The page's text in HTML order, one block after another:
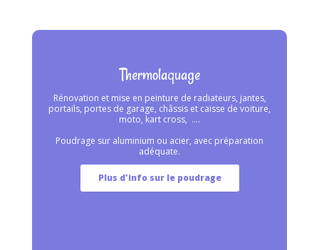
Thermolaquage
Rénovation et mise en peinture de radiateurs, jantes,
portails, portes de garage, châssis et caisse de voiture,
moto, kart cross, ….
Poudrage sur aluminium ou acier, avec préparation
adéquate.
Plus d'info sur le poudrage